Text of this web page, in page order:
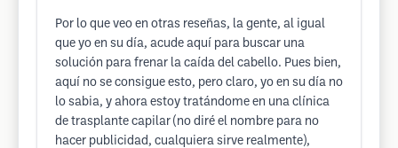
Por lo que veo en otras reseñas, la gente, al igual
que yo en su día, acude aquí para buscar una
solución para frenar la caída del cabello. Pues bien,
aquí no se consigue esto, pero claro, yo en su día no
lo sabia, y ahora estoy tratándome en una clínica
de trasplante capilar (no diré el nombre para no
hacer publicidad, cualquiera sirve realmente),